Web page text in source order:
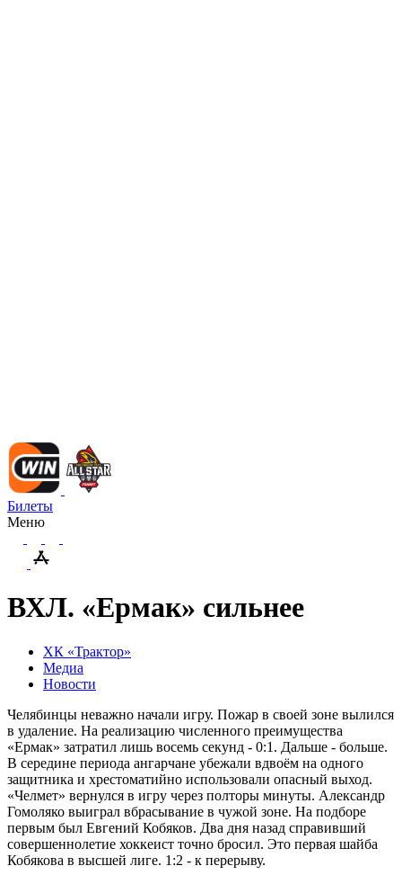
Билеты
Меню
ВХЛ. «Ермак» сильнее
ХК «Трактор»
Медиа
Новости
Челябинцы неважно начали игру. Пожар в своей зоне вылился
в удаление. На реализацию численного преимущества
«Ермак» затратил лишь восемь секунд - 0:1. Дальше - больше.
В середине периода ангарчане убежали вдвоём на одного
защитника и хрестоматийно использовали опасный выход.
«Челмет» вернулся в игру через полторы минуты. Александр
Гомоляко выиграл вбрасывание в чужой зоне. На подборе
первым был Евгений Кобяков. Два дня назад справивший
совершеннолетие хоккеист точно бросил. Это первая шайба
Кобякова в высшей лиге. 1:2 - к перерыву.